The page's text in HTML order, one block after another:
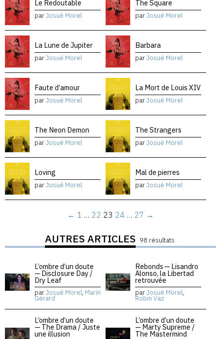
Le Redoutable
parJosué Morel
The Square
parJosué Morel
La Lune de Jupiter
parJosué Morel
Barbara
parJosué Morel
Faute d’amour
parJosué Morel
La Mort de Louis XIV
parJosué Morel
The Neon Demon
parJosué Morel
The Strangers
parJosué Morel
Loving
parJosué Morel
Mal de pierres
parJosué Morel
← 1 … 22 23 24 … 27 →
AUTRES ARTICLES 98 résultats
L’ombre d’un doute
— Disclosure Day /
Dry Leaf
parJosué Morel, Marin
Gérard
Rebonds — Lisandro
Alonso, la Libertad
retrouvée
parJosué Morel,
Robin Vaz
L’ombre d’un doute
— The Drama / Juste
une illusion
L’ombre d’un doute
— Marty Supreme /
The Mastermind